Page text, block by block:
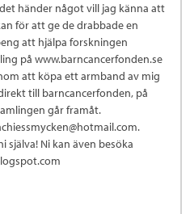
händer något vill jag känna att
för att ge de drabbade en
att hjälpa forskningen
på www.barncancerfonden.se
att köpa ett armband av mig
till barncancerfonden, på
går framåt.
själva! Ni kan även besöka